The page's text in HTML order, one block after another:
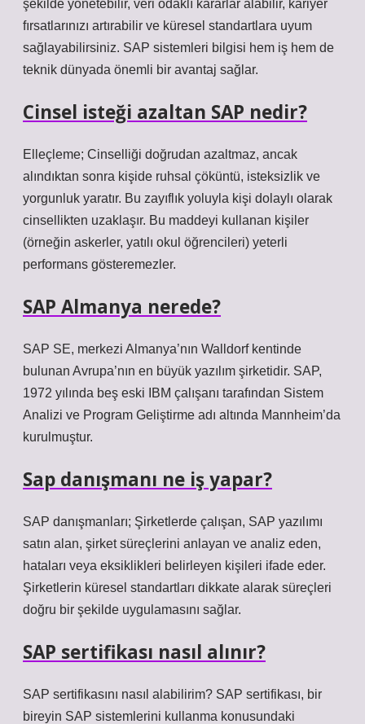
şekilde yönetebilir, veri odaklı kararlar alabilir, kariyer
fırsatlarınızı artırabilir ve küresel standartlara uyum
sağlayabilirsiniz. SAP sistemleri bilgisi hem iş hem de
teknik dünyada önemli bir avantaj sağlar.
Cinsel isteği azaltan SAP nedir?
Elleçleme; Cinselliği doğrudan azaltmaz, ancak
alındıktan sonra kişide ruhsal çöküntü, isteksizlik ve
yorgunluk yaratır. Bu zayıflık yoluyla kişi dolaylı olarak
cinsellikten uzaklaşır. Bu maddeyi kullanan kişiler
(örneğin askerler, yatılı okul öğrencileri) yeterli
performans gösteremezler.
SAP Almanya nerede?
SAP SE, merkezi Almanya’nın Walldorf kentinde
bulunan Avrupa’nın en büyük yazılım şirketidir. SAP,
1972 yılında beş eski IBM çalışanı tarafından Sistem
Analizi ve Program Geliştirme adı altında Mannheim’da
kurulmuştur.
Sap danışmanı ne iş yapar?
SAP danışmanları; Şirketlerde çalışan, SAP yazılımı
satın alan, şirket süreçlerini anlayan ve analiz eden,
hataları veya eksiklikleri belirleyen kişileri ifade eder.
Şirketlerin küresel standartları dikkate alarak süreçleri
doğru bir şekilde uygulamasını sağlar.
SAP sertifikası nasıl alınır?
SAP sertifikasını nasıl alabilirim? SAP sertifikası, bir
bireyin SAP sistemlerini kullanma konusundaki